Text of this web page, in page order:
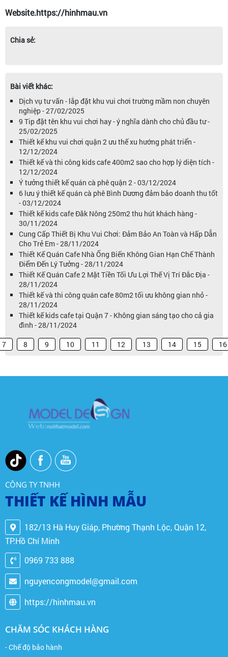
Website.https://hinhmau.vn
Chia sẻ:
Bài viết khác:
Dịch vụ tư vấn - lắp đặt khu vui chơi trường mầm non chuyên
nghiệp - 27/02/2025
9 Tip đặt tên khu vui chơi hay - ý nghĩa dành cho chủ đầu tư -
25/02/2025
Thiết kế khu vui chơi quận 2 ưu thế xu hướng phát triển -
12/12/2024
Thiết kế và thi công kids cafe 400m2 sao cho hợp lý diện tích -
12/12/2024
Ý tưởng thiết kế quán cà phê quận 2 - 03/12/2024
6 lưu ý thiết kế quán cà phê Bình Dương đảm bảo doanh thu tốt
- 03/12/2024
Thiết kế kids cafe Đăk Nông 250m2 thu hút khách hàng -
30/11/2024
Cung Cấp Thiết Bị Khu Vui Chơi: Đảm Bảo An Toàn và Hấp Dẫn
Cho Trẻ Em - 28/11/2024
Thiết Kế Quán Cafe Nhà Ống Biến Không Gian Hạn Chế Thành
Điểm Đến Lý Tưởng - 28/11/2024
Thiết Kế Quán Cafe 2 Mặt Tiền Tối Ưu Lợi Thế Vị Trí Đắc Địa -
28/11/2024
Thiết kế và thi công quán cafe 80m2 tối ưu không gian nhỏ -
28/11/2024
Thiết kế kids cafe tại Quận 7 - Không gian sáng tạo cho cả gia
đình - 28/11/2024
7 8 9 10 11 12 13 14 15 16
CÔNG TY TNHH
THIẾT KẾ HÌNH MẪU
182/13 Hà Huy Giáp, Phường Thạnh Lộc, Quận 12,
TP.Hồ Chí Minh
0969 733 888
nguyencongmodel@gmail.com
https://hinhmau.vn
CHĂM SÓC KHÁCH HÀNG
- Chế độ bảo hành